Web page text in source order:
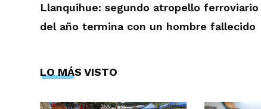
Llanquihue: segundo atropello ferroviario
del año termina con un hombre fallecido
LO MÁS VISTO